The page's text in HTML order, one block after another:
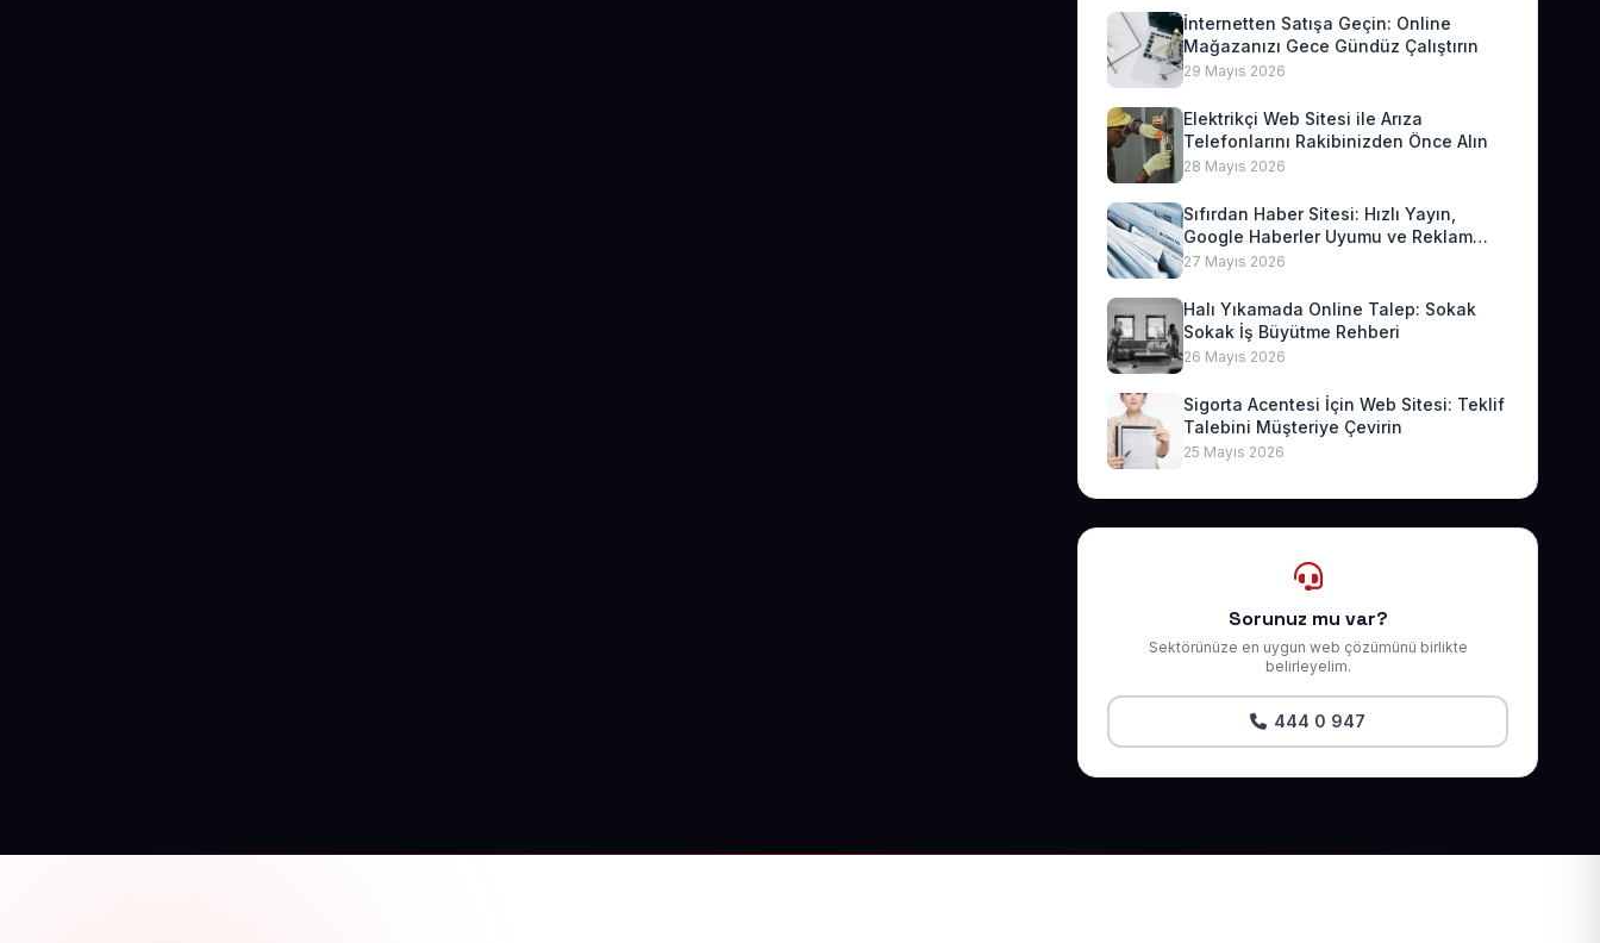
İnternetten Satışa Geçin: Online
Mağazanızı Gece Gündüz Çalıştırın
29 Mayıs 2026
Elektrikçi Web Sitesi ile Arıza
Telefonlarını Rakibinizden Önce Alın
28 Mayıs 2026
Sıfırdan Haber Sitesi: Hızlı Yayın,
Google Haberler Uyumu ve Reklam
Geliri
27 Mayıs 2026
Halı Yıkamada Online Talep: Sokak
Sokak İş Büyütme Rehberi
26 Mayıs 2026
Sigorta Acentesi İçin Web Sitesi: Teklif
Talebini Müşteriye Çevirin
25 Mayıs 2026
Sorunuz mu var?
Sektörünüze en uygun web çözümünü birlikte
belirleyelim.
444 0 947